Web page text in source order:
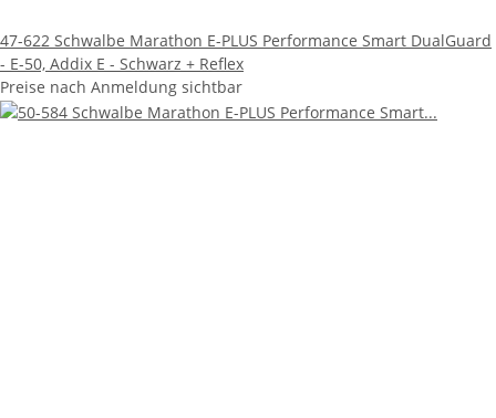
47-622 Schwalbe Marathon E-PLUS Performance Smart DualGuard
- E-50, Addix E - Schwarz + Reflex
Preise nach Anmeldung sichtbar